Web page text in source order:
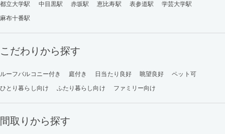
都立大学駅
中目黒駅 赤坂駅 恵比寿駅 表参道駅
学芸大学駅
麻布十番駅
こだわりから探す
ルーフバルコニー付き 庭付き 日当たり良好 眺望良好
ペット可
ひとり暮らし向け
ふたり暮らし向け ファミリー向け
間取りから探す